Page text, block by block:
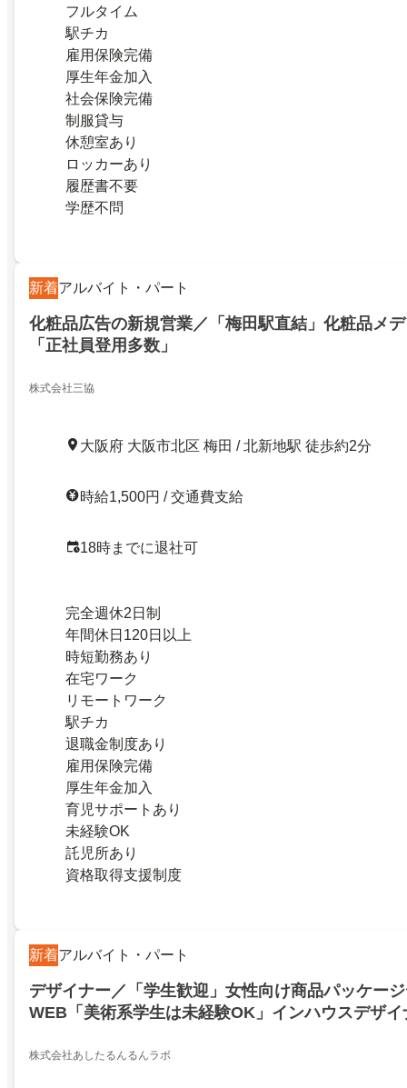
フルタイム
駅チカ
雇用保険完備
厚生年金加入
社会保険完備
制服貸与
休憩室あり
ロッカーあり
履歴書不要
学歴不問
新着アルバイト・パート
化粧品広告の新規営業／「梅田駅直結」化粧品メ
「正社員登用多数」
株式会社三協
大阪府 大阪市北区 梅田 / 北新地駅 徒歩約2分
時給1,500円 / 交通費支給
18時までに退社可
完全週休2日制
年間休日120日以上
時短勤務あり
在宅ワーク
リモートワーク
駅チカ
退職金制度あり
雇用保険完備
厚生年金加入
育児サポートあり
未経験OK
託児所あり
資格取得支援制度
新着アルバイト・パート
デザイナー／「学生歓迎」女性向け商品パッケー
WEB「美術系学生は未経験OK」インハウスデザイ
株式会社あしたるんるんラボ